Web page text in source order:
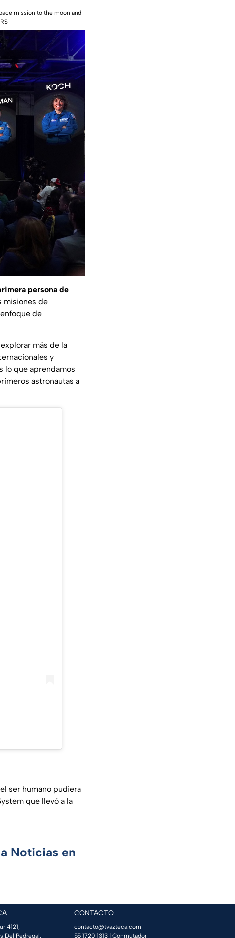
mission to the moon and
persona de
misiones de
de
más de la
y
lo que aprendamos
astronautas a
ser humano pudiera
que llevó a la
Noticias en
4121,
Del Pedregal,
CONTACTO
contacto@tvazteca.com
55 1720 1313 | Conmutador